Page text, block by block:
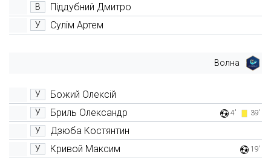
В Піддубний Дмитро
У Сулім Артем
Волна
У Божий Олексій
У Бриль Олександр 4' 39'
У Дзюба Костянтин
У Кривой Максим 19'